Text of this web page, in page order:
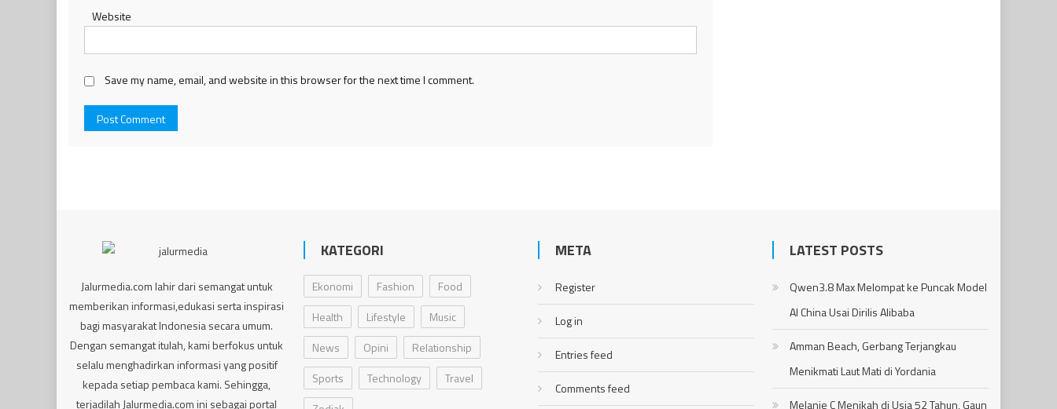
Website
Save my name, email, and website in this browser for the next time I comment.
Jalurmedia.com lahir dari semangat untuk
memberikan informasi,edukasi serta inspirasi
bagi masyarakat Indonesia secara umum.
Dengan semangat itulah, kami berfokus untuk
selalu menghadirkan informasi yang positif
kepada setiap pembaca kami. Sehingga,
terjadilah Jalurmedia.com ini sebagai portal
KATEGORI
Ekonomi Fashion
Food
Health
Lifestyle
Music
News
Opini
Relationship
Sports
Technology
Travel
META
Register
Log in
Entries feed
Comments feed
LATEST POSTS
Qwen3.8 Max Melompat ke Puncak Model
AI China Usai Dirilis Alibaba
Amman Beach, Gerbang Terjangkau
Menikmati Laut Mati di Yordania
Melanie C Menikah di Usia 52 Tahun, Gaun